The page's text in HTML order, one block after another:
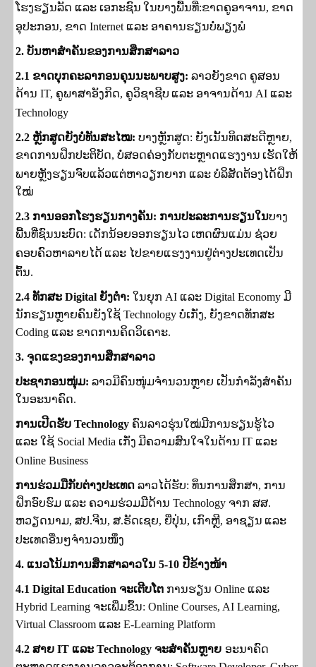
ໂຮງຮຽນລັດ ແລະ ເອກະຊົນ ໃນບາງພື້ນທີ່:ຂາດຄູອາຈານ, ຂາດ
ອຸປະກອນ, ຂາດ Internet ແລະ ອາຄານຮຽນບໍ່ພຽງພໍ
2. ບັນຫາສຳຄັນຂອງການສຶກສາລາວ
2.1 ຂາດບຸກຄະລາກອນຄຸນນະພາບສູງ: ລາວຍັງຂາດ ຄູສອນ
ດ້ານ IT, ຄູພາສາອັງກິດ, ຄູວິຊາຊີບ ແລະ ອາຈານດ້ານ AI ແລະ
Technology
2.2 ຫຼັກສູດຍັງບໍ່ທັນສະໄໝ: ບາງຫຼັກສູດ: ຍັງເນັ້ນທິດສະດີຫຼາຍ,
ຂາດການຝຶກປະຕິບັດ, ບໍ່ສອດຄ່ອງກັບຕະຫຼາດແຮງງານ ເຮັດໃຫ້
ພາຍຫຼັງຮຽນຈົບແລ້ວແຕ່ຫາວຽກຍາກ ແລະ ບໍລິສັດຕ້ອງໄດ້ຝຶກ
ໃໝ່
2.3 ການອອກໂຮງຮຽນກາງຄັນ: ການ​ປະ​ລະ​ການ​ຮຽນ​ໃນບາງ
ພື້ນທີ່ຊົນນະບົດ: ເດັກນ້ອຍອອກຮຽນໄວ ເຫດ​ຜົນ​ແມ່ນ ຊ່ວຍ
ຄອບຄົວຫາລາຍໄດ້ ແລະ ໄປ​ຂາຍ​ແຮງ​ງານ​ຢູ່​ຕ່າງ​ປະ​ເທດເປັນ​
ຕົ້ນ.
2.4 ທັກສະ Digital ຍັງຕ່ຳ: ໃນຍຸກ AI ແລະ Digital Economy ມີ
ນັກຮຽນຫຼາຍຄົນຍັງໃຊ້ Technology ບໍ່ເກັ່ງ, ຍັງຂາດທັກສະ
Coding ແລະ ຂາດການຄິດວິເຄາະ.
3. ຈຸດແຂງຂອງການສຶກສາລາວ
ປະຊາກອນໜຸ່ມ: ລາວມີຄົນໜຸ່ມຈຳນວນຫຼາຍ ເປັນກຳລັງສຳຄັນ
ໃນອະນາຄົດ.
ການເປີດຮັບ Technology ຄົນລາວຮຸ່ນໃໝ່ມີ​ການຮຽນຮູ້ໄວ
ແລະ ໃຊ້ Social Media ເກັ່ງ ມີ​ຄວາມ​ສົນ​ໃຈ​ໃນ​ດ້ານ IT ແລະ
Online Business
ການຮ່ວມມືກັບຕ່າງປະເທດ ລາວໄດ້ຮັບ: ທຶນການສຶກສາ, ການ
ຝຶກອົບຮົມ ແລະ ຄວາມຮ່ວມມືດ້ານ Technology ຈາກ ສ​ສ.​
ຫວຽດ​ນາມ, ສ​ປ.ຈີນ, ສ.ຣັດ​ເຊຍ, ຍີ່ປຸ່ນ, ເກົາຫຼີ, ອາຊຽນ ແລະ
ປະ​ເທດ​ອື່ນໆ​ຈຳ​ນວນ​ໜຶ່ງ
4. ແນວໂນ້ມການສຶກສາລາວໃນ 5-10 ປີຂ້າງໜ້າ
4.1 Digital Education ຈະເຕີບໂຕ ການຮຽນ Online ແລະ
Hybrid Learning ຈະເພີ່ມຂຶ້ນ: Online Courses, AI Learning,
Virtual Classroom ແລະ E-Learning Platform
4.2 ສາຍ IT ແລະ Technology ຈະສຳຄັນຫຼາຍ ອະນາຄົດ